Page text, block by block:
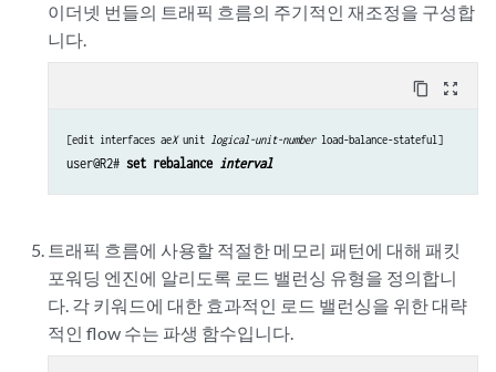
이더넷 번들의 트래픽 흐름의 주기적인 재조정을 구성합
니다.
content_copy zoom_out_map
[edit interfaces aeX unit logical-unit-number load-balance-stateful]
user@R2# set rebalance interval
트래픽 흐름에 사용할 적절한 메모리 패턴에 대해 패킷
포워딩 엔진에 알리도록 로드 밸런싱 유형을 정의합니
다. 각 키워드에 대한 효과적인 로드 밸런싱을 위한 대략
적인 flow 수는 파생 함수입니다.